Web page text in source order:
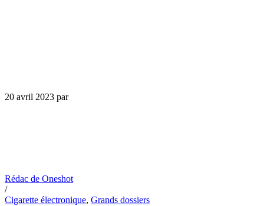
20 avril 2023 par
Rédac de Oneshot
/
Cigarette électronique, Grands dossiers